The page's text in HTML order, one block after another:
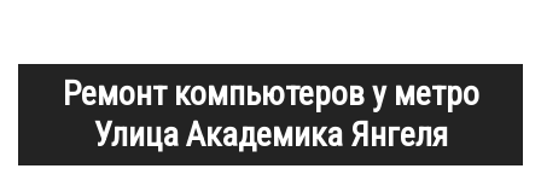
Ремонт компьютеров у метро
Улица Академика Янгеля